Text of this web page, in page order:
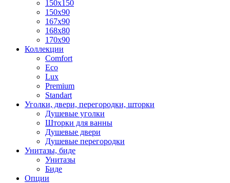
150x150
150x90
167x90
168x80
170x90
Коллекции
Comfort
Eco
Lux
Premium
Standart
Уголки, двери, перегородки, шторки
Душевые уголки
Шторки для ванны
Душевые двери
Душевые перегородки
Унитазы, биде
Унитазы
Биде
Опции